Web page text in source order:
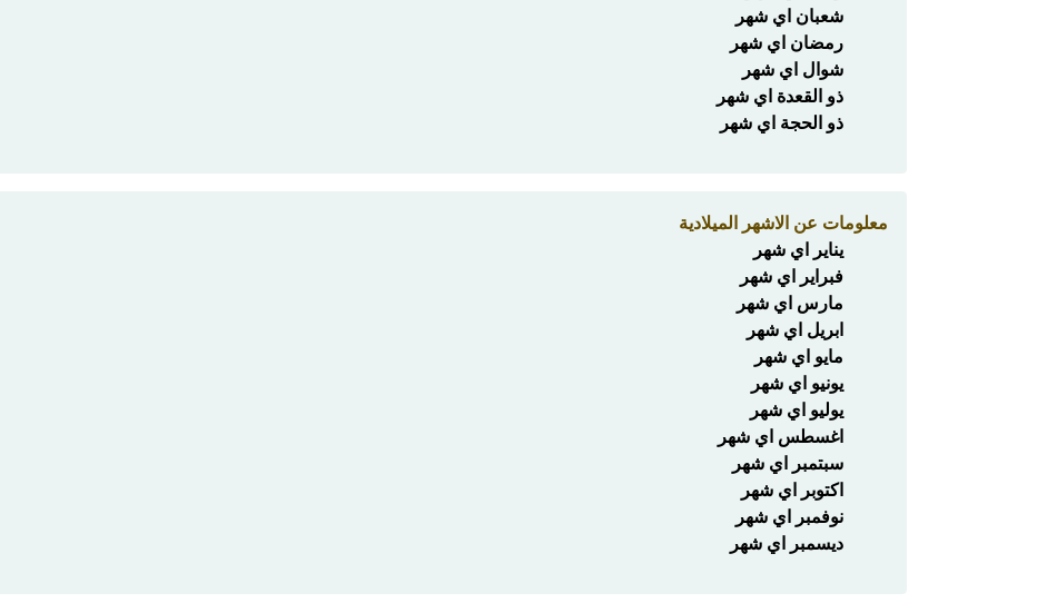
شعبان اي شهر
رمضان اي شهر
شوال اي شهر
ذو القعدة اي شهر
ذو الحجة اي شهر
معلومات عن الاشهر الميلادية
يناير اي شهر
فبراير اي شهر
مارس اي شهر
ابريل اي شهر
مايو اي شهر
يونيو اي شهر
يوليو اي شهر
اغسطس اي شهر
سبتمبر اي شهر
اكتوبر اي شهر
نوفمبر اي شهر
ديسمبر اي شهر